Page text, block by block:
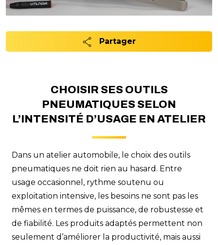
Partager
CHOISIR SES OUTILS
PNEUMATIQUES SELON
L’INTENSITÉ D’USAGE EN ATELIER
Dans un atelier automobile, le choix des outils
pneumatiques ne doit rien au hasard. Entre
usage occasionnel, rythme soutenu ou
exploitation intensive, les besoins ne sont pas les
mêmes en termes de puissance, de robustesse et
de fiabilité. Les produits adaptés permettent non
seulement d’améliorer la productivité, mais aussi